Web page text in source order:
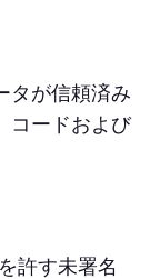
タが信頼済み
コードおよび
許す未署名